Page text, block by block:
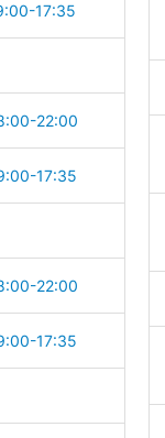
17:35
22:00
17:35
22:00
17:35